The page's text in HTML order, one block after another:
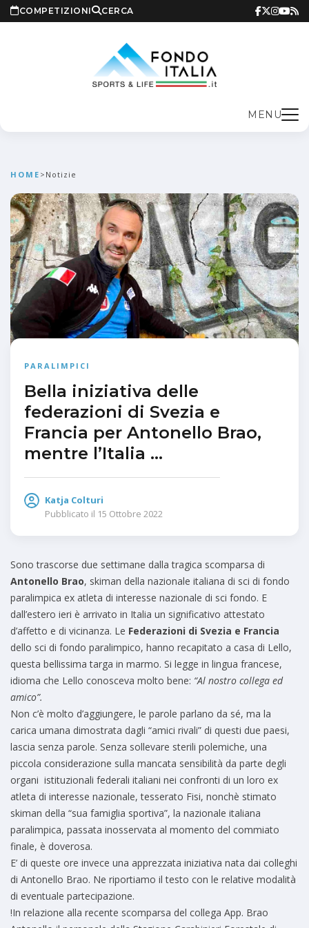
COMPETIZIONI CERCA
MENU
HOME > Notizie
PARALIMPICI
Bella iniziativa delle
federazioni di Svezia e
Francia per Antonello Brao,
mentre l’Italia …
Katja Colturi
Pubblicato il 15 Ottobre 2022
Sono trascorse due settimane dalla tragica scomparsa di
Antonello Brao, skiman della nazionale italiana di sci di fondo
paralimpica ex atleta di interesse nazionale di sci fondo. E
dall’estero ieri è arrivato in Italia un significativo attestato
d’affetto e di vicinanza. Le Federazioni di Svezia e Francia
dello sci di fondo paralimpico, hanno recapitato a casa di Lello,
questa bellissima targa in marmo. Si legge in lingua francese,
idioma che Lello conosceva molto bene: “Al nostro collega ed
amico”.
Non c’è molto d’aggiungere, le parole parlano da sé, ma la
carica umana dimostrata dagli “amici rivali” di questi due paesi,
lascia senza parole. Senza sollevare sterili polemiche, una
piccola considerazione sulla mancata sensibilità da parte degli
organi istituzionali federali italiani nei confronti di un loro ex
atleta di interesse nazionale, tesserato Fisi, nonchè stimato
skiman della “sua famiglia sportiva”, la nazionale italiana
paralimpica, passata inosservata al momento del commiato
finale, è doverosa.
E’ di queste ore invece una apprezzata iniziativa nata dai colleghi
di Antonello Brao. Ne riportiamo il testo con le relative modalità
di eventuale partecipazione.
!In relazione alla recente scomparsa del collega App. Brao